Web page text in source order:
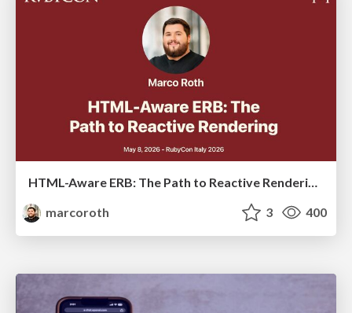
HTML-Aware ERB: The Path to Reactive Rendering @ RubyCon 2026, Rimini, Italy
marcoroth
3 400